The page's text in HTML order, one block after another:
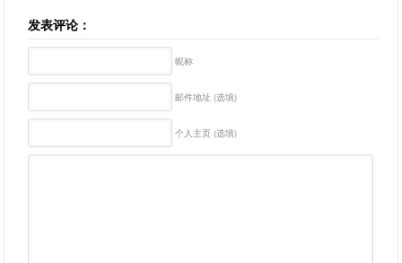
发表评论：
昵称
邮件地址 (选填)
个人主页 (选填)